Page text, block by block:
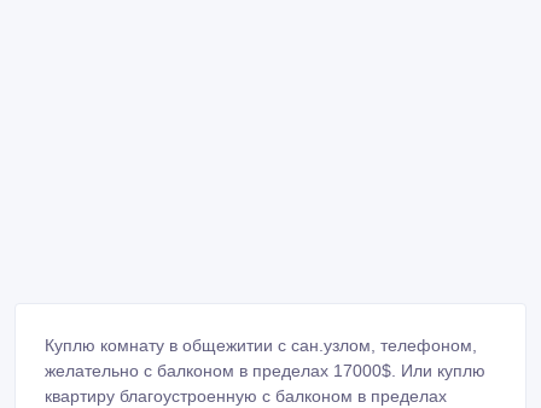
Куплю комнату в общежитии с сан.узлом, телефоном,
желательно с балконом в пределах 17000$. Или куплю
квартиру благоустроенную с балконом в пределах